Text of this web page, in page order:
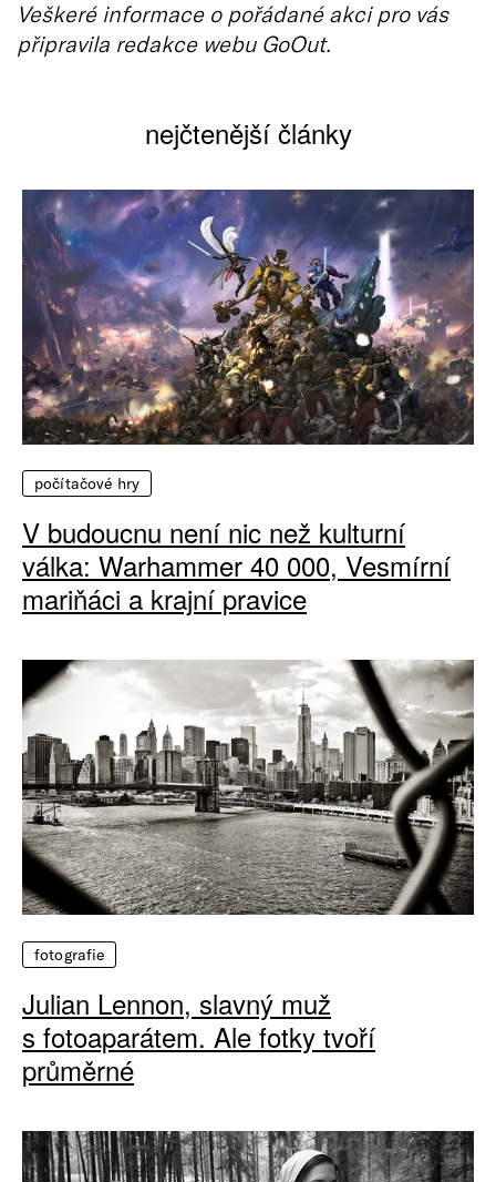
Veškeré informace o pořádané akci pro vás
připravila redakce webu GoOut.
nejčtenější články
počítačové hry
V budoucnu není nic než kulturní
válka: Warhammer 40 000, Vesmírní
mariňáci a krajní pravice
fotografie
Julian Lennon, slavný muž
s fotoaparátem. Ale fotky tvoří
průměrné